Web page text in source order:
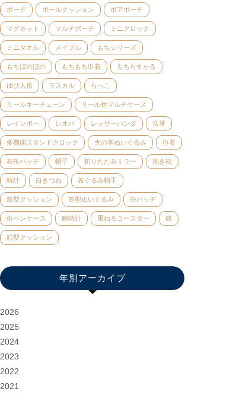
ポーチ ボールクッション ボアポーチ
マグネット マルチポーチ ミニクロック
ミニタオル メイプル もちシリーズ
もちぼのぼの もちもち巾着 もちらすかる
ゆび人形 ラスカル らっこ
リールキーチェーン リール付マルチケース
レインボー レオパ レッサーパンダ 合掌
多機能スタンドクロック 大の字ぬいぐるみ 巾着
布缶バッヂ 帽子 折りたたみミラー 抱き枕
時計 白きつね 着ぐるみ帽子
筒型クッション 筒型ぬいぐるみ 缶バッヂ
缶ペンケース 腕時計 重ねるコースター 鏡
顔型クッション
年別アーカイブ
2026
2025
2024
2023
2022
2021